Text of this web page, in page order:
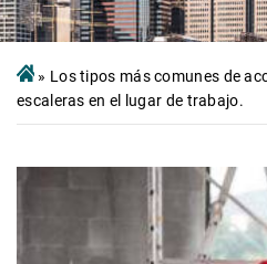
» Los tipos más comunes de
escaleras en el lugar de trabajo.